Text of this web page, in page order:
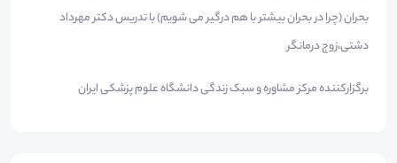
بحران (چرا در بحران بیشتر با هم درگیر می شویم) با تدریس دکتر مهرداد
دشتی،زوج درمانگر
برگزارکننده مرکز مشاوره و سبک زندگی دانشگاه علوم پزشکی ایران